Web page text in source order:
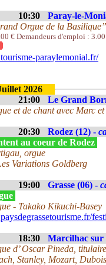
10:30 Paray-le-
Orgue de la
€ Demandeurs d'emploi :
paraylemonial.fr/
2026
21:00
Le Grand
et de chant avec Marc
20:30 Rodez (12) -
au coeur de Rodez
orgue
Variations Goldberg
19:00 Grasse (06) -
- Takako Kikuchi-Basey
18:30
Marcilhac sur
d’ Oscar Pineda,
Stanley, Mozart,